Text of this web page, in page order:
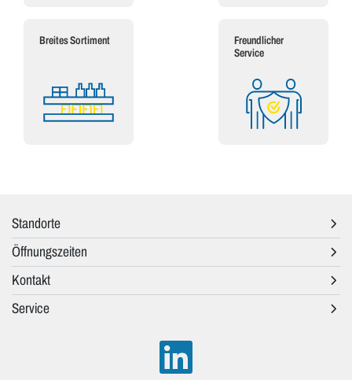
Breites Sortiment
Freundlicher
Service
Standorte
Öffnungszeiten
Kontakt
Service